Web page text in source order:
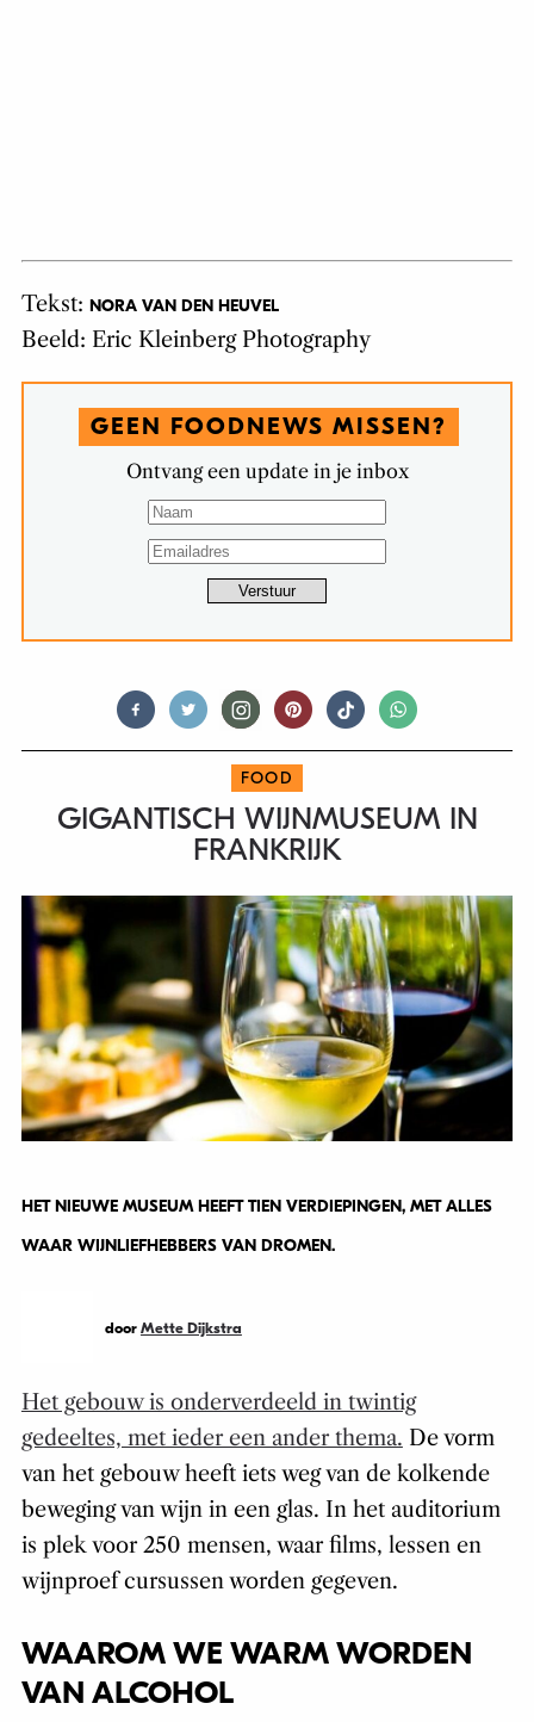
Tekst: NORA VAN DEN HEUVEL
Beeld: Eric Kleinberg Photography
GEEN FOODNEWS MISSEN?
Ontvang een update in je inbox
FOOD
GIGANTISCH WIJNMUSEUM IN
FRANKRIJK
HET NIEUWE MUSEUM HEEFT TIEN VERDIEPINGEN, MET ALLES
WAAR WIJNLIEFHEBBERS VAN DROMEN.
door Mette Dijkstra
Het gebouw is onderverdeeld in twintig
gedeeltes, met ieder een ander thema. De vorm
van het gebouw heeft iets weg van de kolkende
beweging van wijn in een glas. In het auditorium
is plek voor 250 mensen, waar films, lessen en
wijnproef cursussen worden gegeven.
WAAROM WE WARM WORDEN
VAN ALCOHOL